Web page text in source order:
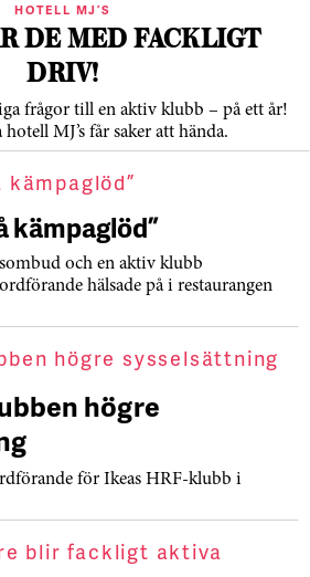
HOTELL MJ’S
DE MED FACKLIGT
DRIV!
frågor till en aktiv klubb – på ett år!
MJ’s får saker att hända.
kämpaglöd”
och en aktiv klubb
hälsade på i restaurangen
högre
för Ikeas HRF-klubb i